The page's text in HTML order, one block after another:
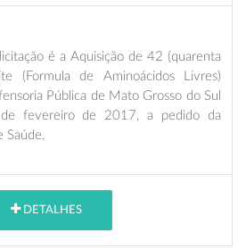
é a Aquisição de 42 (quarenta
(Formula de Aminoácidos Livres)
Pública de Mato Grosso do Sul
fevereiro de 2017, a pedido da
Saúde
DETALHES